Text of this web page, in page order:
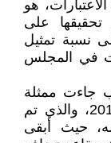
هو
على
نسبة تمثيل
في المجلس
جاءت ممثلة
بقانون الانتخاب لمجلس النواب لسنة 2012، والذي تم
حيث أبقى